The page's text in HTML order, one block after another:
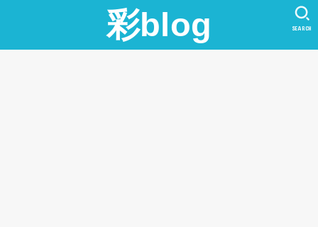
彩blog SEARCH